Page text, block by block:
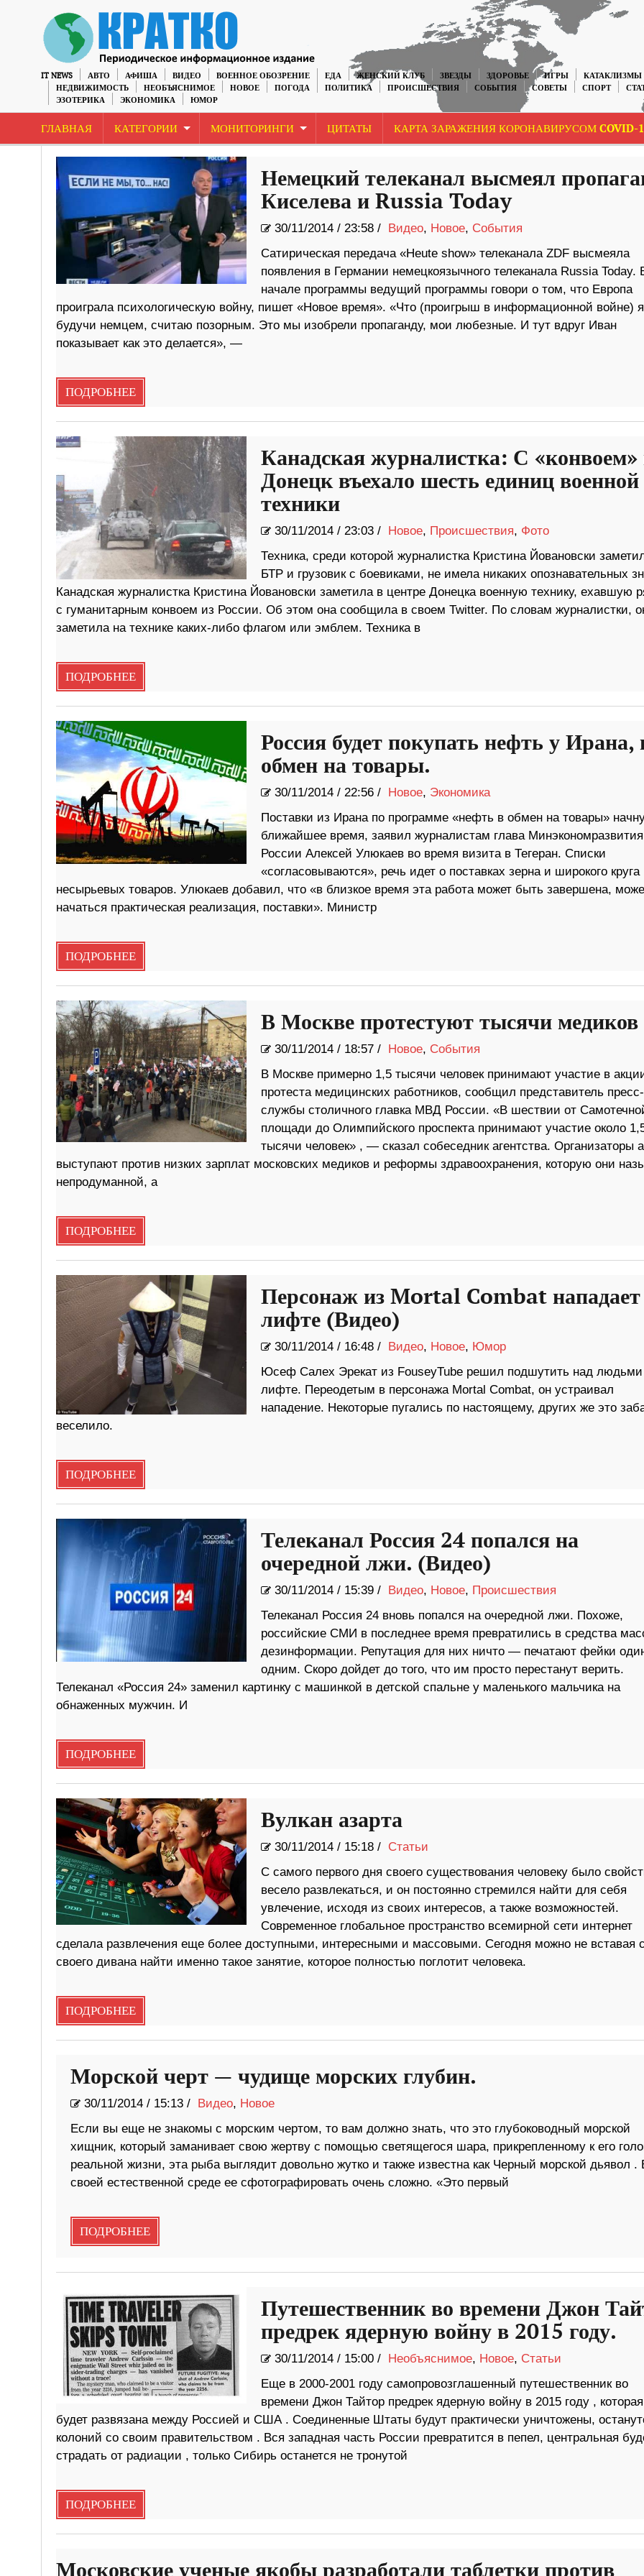
IT NEWS АВТО АФИША ВИДЕО ВОЕННОЕ ОБОЗРЕНИЕ ЕДА ЖЕНСКИЙ КЛУБ ЗВЕЗДЫ ЗДОРОВЬЕ ИГРЫ КАТАКЛИЗМЫ
НЕДВИЖИМОСТЬ
НЕОБЪЯСНИМОЕ НОВОЕ ПОГОДА ПОЛИТИКА ПРОИСШЕСТВИЯ СОБЫТИЯ СОВЕТЫ СПОРТ
ЭЗОТЕРИКА
ЭКОНОМИКА ЮМОР
ГЛАВНАЯ КАТЕГОРИИ МОНИТОРИНГИ ЦИТАТЫ КАРТА ЗАРАЖЕНИЯ КОРОНАВИРУСОМ COVID-
Немецкий телеканал высмеял
Киселева и Russia Today
30/11/2014/ 23:58 / Видео, Новое, События
Сатирическая передача «Heute show» телеканала ZDF высмеяла
появления в Германии немецкоязычного телеканала Russia Today.
начале программы ведущий программы говори о том, что Европа
проиграла психологическую войну, пишет «Новое время». «Что (проигрыш в информационной войне)
будучи немцем, считаю позорным. Это мы изобрели пропаганду, мои любезные. И тут вдруг Иван
показывает как это делается», —
ПОДРОБНЕЕ
Канадская журналистка: С «конвоем»
Донецк въехало шесть единиц военной
техники
30/11/2014/ 23:03 / Новое, Происшествия, Фото
Техника, среди которой журналистка Кристина Йовановски
БТР и грузовик с боевиками, не имела никаких опознавательных
Канадская журналистка Кристина Йовановски заметила в центре Донецка военную технику, ехавшую
с гуманитарным конвоем из России. Об этом она сообщила в своем Twitter. По словам журналистки,
заметила на технике каких-либо флагом или эмблем. Техника в
ПОДРОБНЕЕ
Россия будет покупать нефть у Ирана,
обмен на товары.
30/11/2014/ 22:56 / Новое, Экономика
Поставки из Ирана по программе «нефть в обмен на товары»
ближайшее время, заявил журналистам глава Минэкономразвития
России Алексей Улюкаев во время визита в Тегеран. Списки
«согласовываются», речь идет о поставках зерна и широкого круга
несырьевых товаров. Улюкаев добавил, что «в близкое время эта работа может быть завершена,
начаться практическая реализация, поставки». Министр
ПОДРОБНЕЕ
В Москве протестуют тысячи медиков
30/11/2014/ 18:57 / Новое, События
В Москве примерно 1,5 тысячи человек принимают участие в
протеста медицинских работников, сообщил представитель пресс-
службы столичного главка МВД России. «В шествии от
площади до Олимпийского проспекта принимают участие около
тысячи человек» , — сказал собеседник агентства. Организаторы
выступают против низких зарплат московских медиков и реформы здравоохранения, которую они
непродуманной, а
ПОДРОБНЕЕ
Персонаж из Mortal Combat
лифте (Видео)
30/11/2014/ 16:48 / Видео, Новое, Юмор
Юсеф Салех Эрекат из FouseyTube решил подшутить над людьми
лифте. Переодетым в персонажа Mortal Combat, он устраивал
нападение. Некоторые пугались по настоящему, других же это
веселило.
ПОДРОБНЕЕ
Телеканал Россия 24 попался на
очередной лжи. (Видео)
30/11/2014/ 15:39 / Видео, Новое, Происшествия
Телеканал Россия 24 вновь попался на очередной лжи. Похоже,
российские СМИ в последнее время превратились в средства
дезинформации. Репутация для них ничто — печатают фейки
одним. Скоро дойдет до того, что им просто перестанут верить.
Телеканал «Россия 24» заменил картинку с машинкой в детской спальне у маленького мальчика на
обнаженных мужчин. И
ПОДРОБНЕЕ
Вулкан азарта
30/11/2014/ 15:18 / Статьи
С самого первого дня своего существования человеку было
весело развлекаться, и он постоянно стремился найти для себя
увлечение, исходя из своих интересов, а также возможностей.
Современное глобальное пространство всемирной сети интернет
сделала развлечения еще более доступными, интересными и массовыми. Сегодня можно не вставая
своего дивана найти именно такое занятие, которое полностью поглотит человека.
ПОДРОБНЕЕ
Морской черт — чудище морских глубин.
30/11/2014/ 15:13 / Видео, Новое
Если вы еще не знакомы с морским чертом, то вам должно знать, что это глубоководный морской
хищник, который заманивает свою жертву с помощью светящегося шара, прикрепленному к его
реальной жизни, эта рыба выглядит довольно жутко и также известна как Черный морской дьявол .
своей естественной среде ее сфотографировать очень сложно. «Это первый
ПОДРОБНЕЕ
Путешественник во времени Джон
предрек ядерную войну в 2015 году.
30/11/2014/ 15:00 / Необъяснимое, Новое, Статьи
Еще в 2000-2001 году самопровозглашенный путешественник во
времени Джон Тайтор предрек ядерную войну в 2015 году , которая
будет развязана между Россией и США . Соединенные Штаты будут практически уничтожены,
колоний со своим правительством . Вся западная часть России превратится в пепел, центральная
страдать от радиации , только Сибирь останется не тронутой
ПОДРОБНЕЕ